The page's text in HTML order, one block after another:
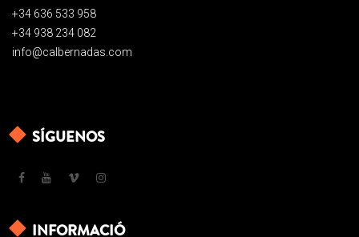
+34 636 533 958
+34 938 234 082
info@calbernadas.com
SÍGUENOS
INFORMACIÓ